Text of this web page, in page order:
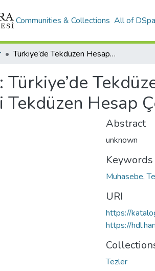
Communities & Collections All of
Türkiye’de Tekdüzen Hesap Çerçevesi çalışmalarının incelenmesi Tekdüzen Hesap Çerçevesi ve Hesap Planı
Türkiye’de
Tekdüzen Hesap
Abstract
unknown
Keywords
Muhasebe,
URI
https://
https://
Tezler